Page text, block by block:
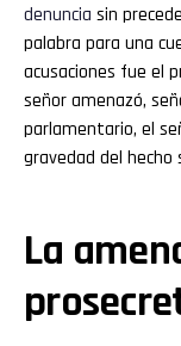
denuncia sin
palabra para una
acusaciones fue el
señor amenazó,
parlamentario, el
gravedad del
La